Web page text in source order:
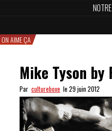
ON AIME ÇA
Mike Tyson
Par cultureboxe le 29 juin 2012